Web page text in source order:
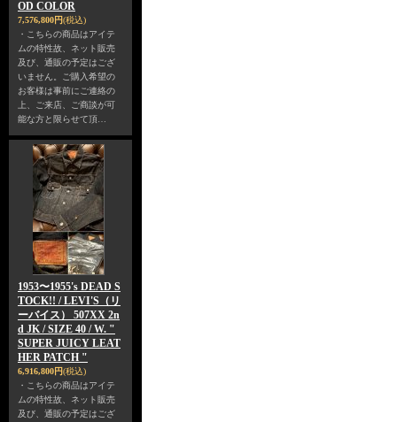
OD COLOR
7,576,800円(税込)
・こちらの商品はアイテ
ムの特性故、ネット販売
及び、通販の予定はござ
いません。ご購入希望の
お客様は事前にご連絡の
上、ご来店、ご商談が可
能な方と限らせて頂…
1953〜1955's DEAD S
TOCK!! / LEVI'S（リ
ーバイス） 507XX 2n
d JK / SIZE 40 / W. "
SUPER JUICY LEAT
HER PATCH "
6,916,800円(税込)
・こちらの商品はアイテ
ムの特性故、ネット販売
及び、通販の予定はござ